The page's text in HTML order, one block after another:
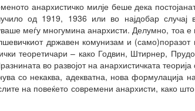
анархистичко милје беше дека
од 1919, 1936 или во најдобар
меѓу многумина анархисти. Делумно, тоа
државен комунизам и
теоретичари – како Годвин, Штирнер,
во развојот на анархистичката
со некаква, адекватна, нова формулација
на повеќето современи анархисти, како